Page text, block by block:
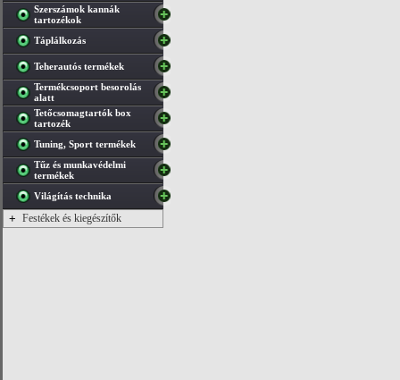
Szerszámok kannák
tartozékok
Táplálkozás
Teherautós termékek
Termékcsoport besorolás
alatt
Tetőcsomagtartók box
tartozék
Tuning, Sport termékek
Tűz és munkavédelmi
termékek
Világítás technika
+ Festékek és kiegészítők